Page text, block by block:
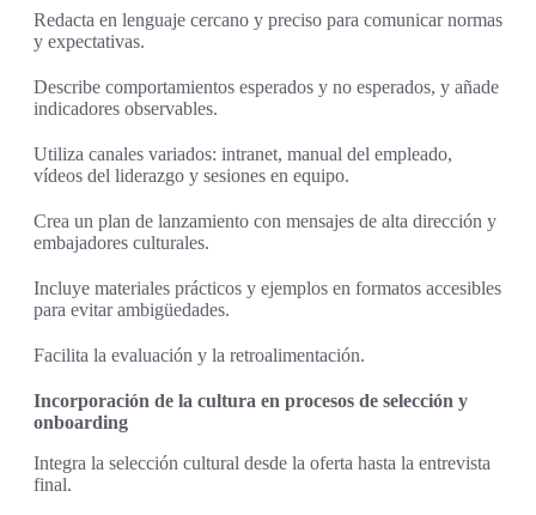
Redacta en lenguaje cercano y preciso para comunicar normas
y expectativas.
Describe comportamientos esperados y no esperados, y añade
indicadores observables.
Utiliza canales variados: intranet, manual del empleado,
vídeos del liderazgo y sesiones en equipo.
Crea un plan de lanzamiento con mensajes de alta dirección y
embajadores culturales.
Incluye materiales prácticos y ejemplos en formatos accesibles
para evitar ambigüedades.
Facilita la evaluación y la retroalimentación.
Incorporación de la cultura en procesos de selección y
onboarding
Integra la selección cultural desde la oferta hasta la entrevista
final.